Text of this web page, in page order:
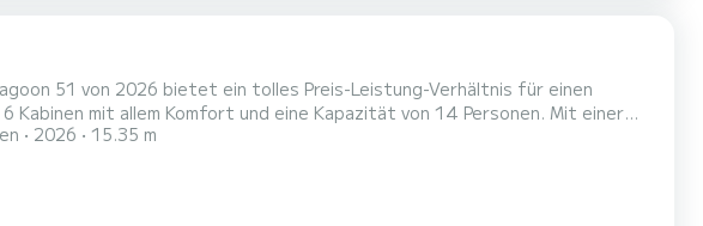
51 von 2026 bietet ein tolles Preis-Leistung-Verhältnis für einen
sein, um einen einzigartigen Urlaub auf dem Wasser in der Umgebung
2026 15.35 m